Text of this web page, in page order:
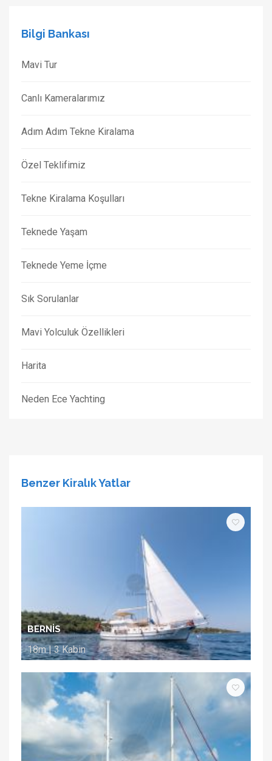
Bilgi Bankası
Mavi Tur
Canlı Kameralarımız
Adım Adım Tekne Kiralama
Özel Teklifimiz
Tekne Kiralama Koşulları
Teknede Yaşam
Teknede Yeme İçme
Sık Sorulanlar
Mavi Yolculuk Özellikleri
Harita
Neden Ece Yachting
Benzer Kiralık Yatlar
BERNİS
18m | 3 Kabin